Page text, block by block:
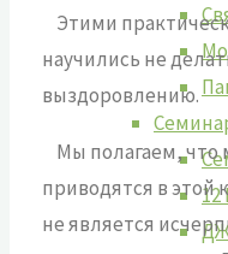
Этими
научились не
выздоровлению.
Мы полагаем, что
приводятся в этой
не является